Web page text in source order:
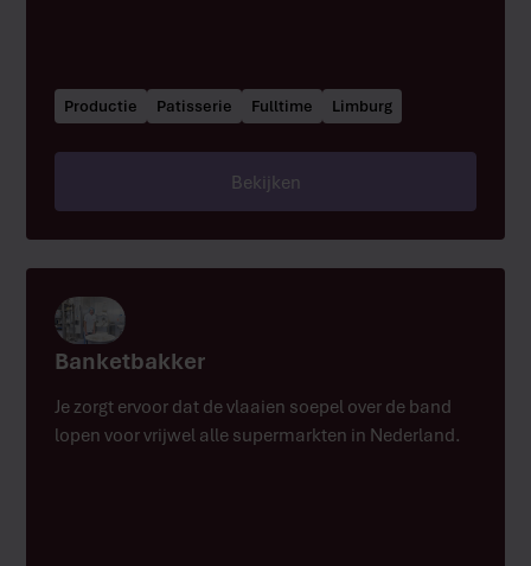
Productie Patisserie Fulltime Limburg
Bekijken
Banketbakker
Je zorgt ervoor dat de vlaaien soepel over de band
lopen voor vrijwel alle supermarkten in Nederland.